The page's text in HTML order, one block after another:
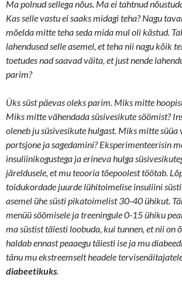
Ma polnud sellega nõus. Ma ei tahtnud
Kas selle vastu ei saaks midagi teha? Nagu
mõelda mitte teha seda mida mul oli kästud.
lahendused selle asemel, et teha nii nagu kõik
toetudes nad saavad väita, et just nende
parim?
Üks süst päevas oleks parim. Miks mitte
Miks mitte vähendada süsivesikute söömist?
oleneb ju süsivesikute hulgast. Miks mitte süüa
portsjone ja sagedamini? Eksperimenteerisin
insuliinikogustega ja erineva hulga
järeldusele, et mu teooria tõepoolest töötab.
toidukordade juurde lühitoimelise insuliini
asemel ühe süsti pikatoimelist 30-40 ühikut.
menüü söömisele ja treeningule 0-15 ühiku
ma süstist täiesti loobuda, kui tunnen, et nii on
haldab ennast peaaegu täiesti ise ja mu
tänu mu ekstreemselt headele
diabeetikuks.